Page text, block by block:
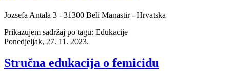
Jozsefa Antala 3 - 31300 Beli Manastir - Hrvatska
Prikazujem sadržaj po tagu: Edukacije
Ponedjeljak, 27. 11. 2023.
Stručna edukacija o femicidu